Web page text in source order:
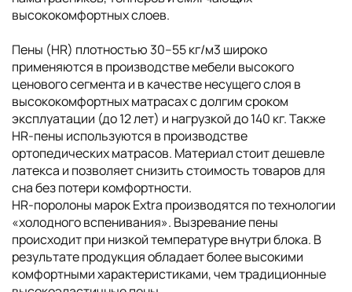
высококомфортных слоев.
Пены (HR) плотностью 30–55 кг/м3 широко
применяются в производстве мебели высокого
ценового сегмента и в качестве несущего слоя в
высококомфортных матрасах с долгим сроком
эксплуатации (до 12 лет) и нагрузкой до 140 кг. Также
HR-пены используются в производстве
ортопедических матрасов. Материал стоит дешевле
латекса и позволяет снизить стоимость товаров для
сна без потери комфортности.
НR-поролоны марок Extra производятся по технологии
«холодного вспенивания». Вызревание пены
происходит при низкой температуре внутри блока. В
результате продукция обладает более высокими
комфортными характеристиками, чем традиционные